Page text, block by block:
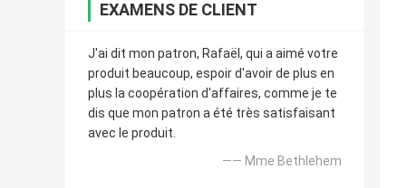
EXAMENS DE CLIENT
J'ai dit mon patron, Rafaël, qui a aimé votre
produit beaucoup, espoir d'avoir de plus en
plus la coopération d'affaires, comme je te
dis que mon patron a été très satisfaisant
avec le produit.
—— Mme Bethlehem